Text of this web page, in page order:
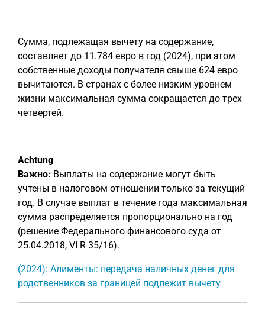
Сумма, подлежащая вычету на содержание,
составляет до 11.784 евро в год (2024), при этом
собственные доходы получателя свыше 624 евро
вычитаются. В странах с более низким уровнем
жизни максимальная сумма сокращается до трех
четвертей.
Achtung
Важно: Выплаты на содержание могут быть
учтены в налоговом отношении только за текущий
год. В случае выплат в течение года максимальная
сумма распределяется пропорционально на год
(решение Федерального финансового суда от
25.04.2018, VI R 35/16).
(2024): Алименты: передача наличных денег для
родственников за границей подлежит вычету